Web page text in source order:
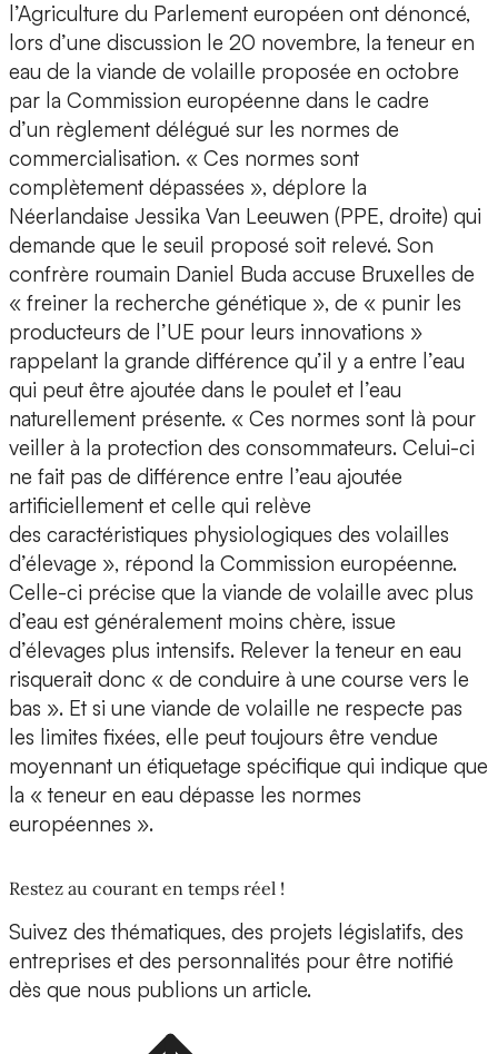
l’Agriculture du Parlement européen ont dénoncé,
lors d’une discussion le 20 novembre, la teneur en
eau de la viande de volaille proposée en octobre
par la Commission européenne dans le cadre
d’un règlement délégué sur les normes de
commercialisation. « Ces normes sont
complètement dépassées », déplore la
Néerlandaise Jessika Van Leeuwen (PPE, droite) qui
demande que le seuil proposé soit relevé. Son
confrère roumain Daniel Buda accuse Bruxelles de
« freiner la recherche génétique », de « punir les
producteurs de l’UE pour leurs innovations »
rappelant la grande différence qu’il y a entre l’eau
qui peut être ajoutée dans le poulet et l’eau
naturellement présente. « Ces normes sont là pour
veiller à la protection des consommateurs. Celui-ci
ne fait pas de différence entre l’eau ajoutée
artificiellement et celle qui relève
des caractéristiques physiologiques des volailles
d’élevage », répond la Commission européenne.
Celle-ci précise que la viande de volaille avec plus
d’eau est généralement moins chère, issue
d’élevages plus intensifs. Relever la teneur en eau
risquerait donc « de conduire à une course vers le
bas ». Et si une viande de volaille ne respecte pas
les limites fixées, elle peut toujours être vendue
moyennant un étiquetage spécifique qui indique que
la « teneur en eau dépasse les normes
européennes ».
Restez au courant en temps réel !
Suivez des thématiques, des projets législatifs, des
entreprises et des personnalités pour être notifié
dès que nous publions un article.